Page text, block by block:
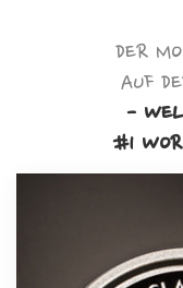
DER
AUF
-
#1